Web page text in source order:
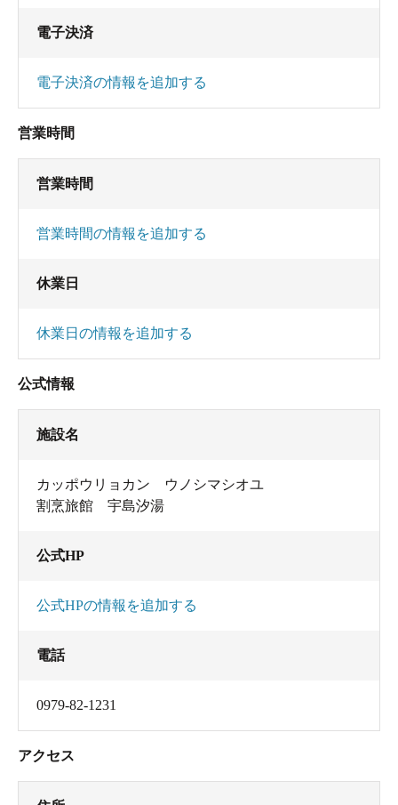
電子決済
電子決済の情報を追加する
営業時間
営業時間
営業時間の情報を追加する
休業日
休業日の情報を追加する
公式情報
施設名
カッポウリョカン ウノシマシオユ
割烹旅館 宇島汐湯
公式HP
公式HPの情報を追加する
電話
0979-82-1231
アクセス